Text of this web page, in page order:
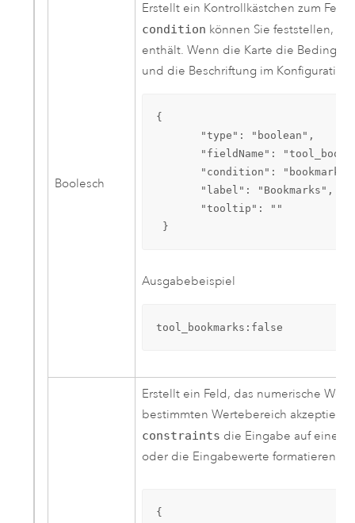
Boolesch
Erstellt ein Kontrollkästchen zum
condition können Sie feststellen,
enthält. Wenn die Karte die
und die Beschriftung im
{
       "type": "boolean",
"fieldName":
       "condition": "bookmark",
       "label": "Bookmarks",
       "tooltip": ""
}
Ausgabebeispiel
tool_bookmarks:false
Erstellt ein Feld, das numerische
bestimmten Wertebereich akzeptiert,
constraints die Eingabe auf einen
oder die Eingabewerte formatieren.
{